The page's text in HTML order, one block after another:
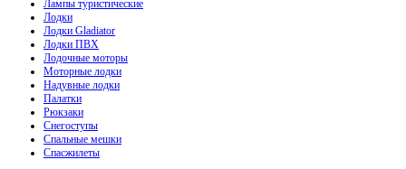
Лампы туристические
Лодки
Лодки Gladiator
Лодки ПВХ
Лодочные моторы
Моторные лодки
Надувные лодки
Палатки
Рюкзаки
Снегоступы
Спальные мешки
Спасжилеты